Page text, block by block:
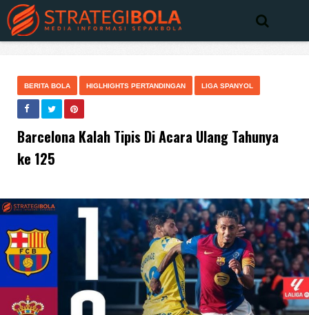
BERITA BOLA HIGLHIGHTS PERTANDINGAN LIGA SPANYOL
Barcelona Kalah Tipis Di Acara Ulang Tahunya
ke 125